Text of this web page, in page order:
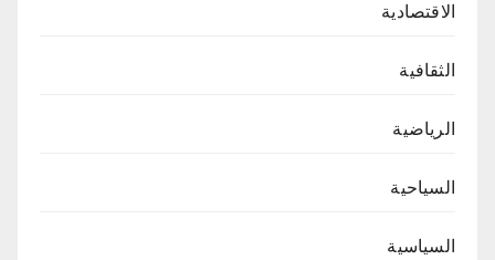
الاقتصادية
الثقافية
الرياضية
السياحية
السياسية